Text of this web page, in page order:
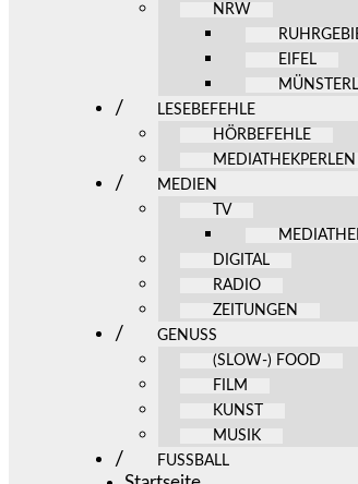
NRW
EIFEL
LESEBEFEHLE
HÖRBEFEHLE
MEDIATHEKPERLEN
MEDIEN
TV
DIGITAL
RADIO
ZEITUNGEN
GENUSS
(SLOW-) FOOD
FILM
KUNST
MUSIK
FUSSBALL